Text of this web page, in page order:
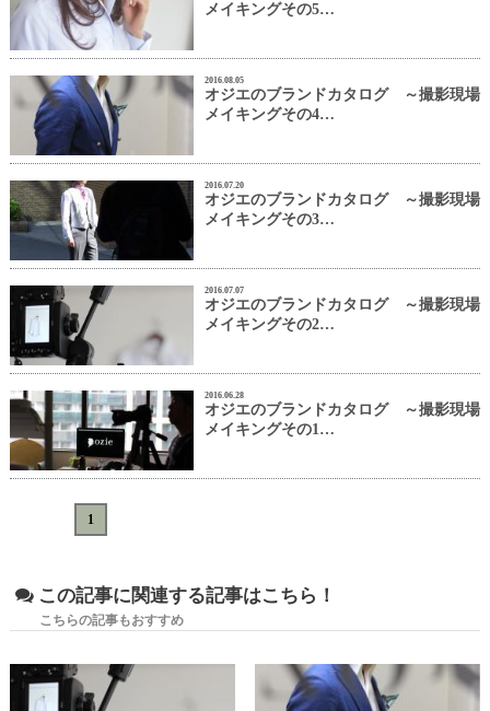
メイキングその5…
2016.08.05
オジエのブランドカタログ ～撮影現場
メイキングその4…
2016.07.20
オジエのブランドカタログ ～撮影現場
メイキングその3…
2016.07.07
オジエのブランドカタログ ～撮影現場
メイキングその2…
2016.06.28
オジエのブランドカタログ ～撮影現場
メイキングその1…
1
この記事に関連する記事はこちら！
こちらの記事もおすすめ